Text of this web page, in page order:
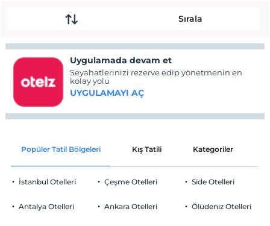
Sırala
Uygulamada devam et
Seyahatlerinizi rezerve edip yönetmenin en
kolay yolu
UYGULAMAYI AÇ
Popüler Tatil Bölgeleri Kış Tatili Kategoriler
İstanbul Otelleri
Antalya Otelleri
Çeşme Otelleri
Ankara Otelleri
Side Otelleri
Ölüdeniz Otelleri